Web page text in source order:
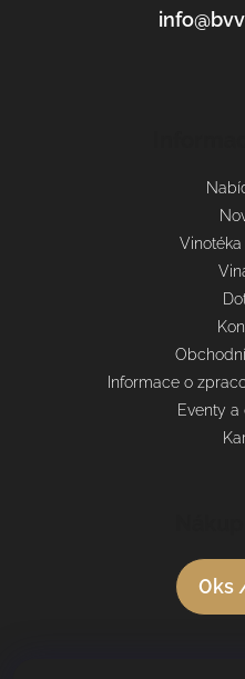
Informace o
Eventy
0ks